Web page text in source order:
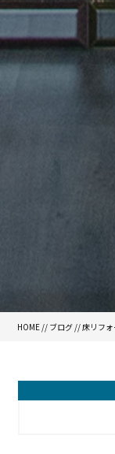
HOME // ブログ // 床リフ